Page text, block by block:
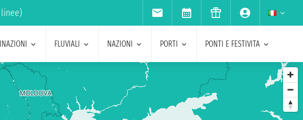
linee)
FLUVIALI NAZIONI PORTI PONTI E FESTIVITA